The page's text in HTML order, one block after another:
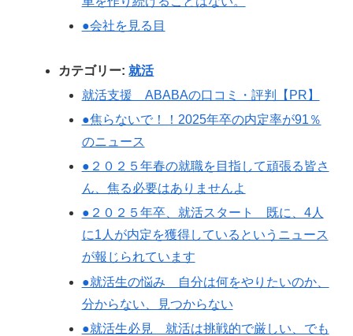
●会社を見る目
カテゴリー:就活
就活支援 ABABAの口コミ・評判【PR】
●焦らないで！！2025年卒の内定率が91％
のニュース
●２０２５年春の就職を目指して頑張る皆さ
ん、焦る必要はありませんよ
●２０２５年卒、就活スタート 既に、4人
に1人が内定を獲得しているというニュース
が報じられています
●就活生の悩み 自分は何をやりたいのか、
分からない、見つからない
●就活生必見 就活は挑戦的で厳しい、でも